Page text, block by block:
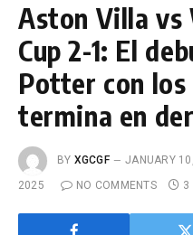
Aston Villa vs
Cup 2-1: El
Potter con
termina en
BY XGCGF JANUARY
2025
NO COMMENTS 3